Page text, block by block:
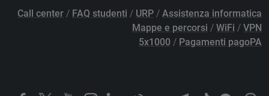
Call center / FAQ studenti / URP / Assistenza informatica
Mappe e percorsi / WiFi / VPN
5x1000 / Pagamenti pagoPA